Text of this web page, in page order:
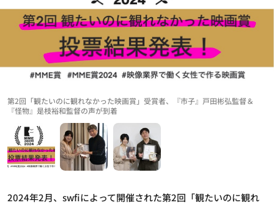
第2回「観たいのに観れなかった映画賞」受賞者、『市子』戸田彬弘監督＆
『怪物』是枝裕和監督の声が到着
2024年2月、swfiによって開催された第2回「観たいのに観れ